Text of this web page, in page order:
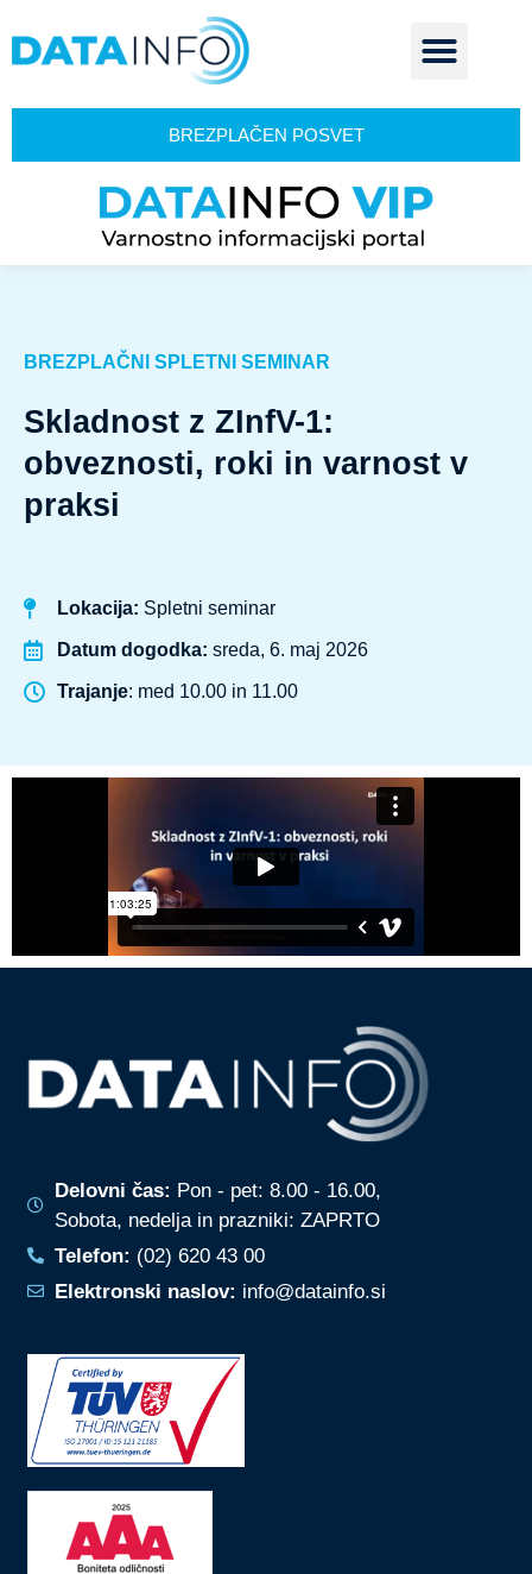
BREZPLAČEN POSVET
BREZPLAČNI SPLETNI SEMINAR
Skladnost z ZInfV-1:
obveznosti, roki in varnost v
praksi
Lokacija: Spletni seminar
Datum dogodka: sreda, 6. maj 2026
Trajanje: med 10.00 in 11.00
Delovni čas: Pon - pet: 8.00 - 16.00,
Sobota, nedelja in prazniki: ZAPRTO
Telefon: (02) 620 43 00
Elektronski naslov: info@datainfo.si